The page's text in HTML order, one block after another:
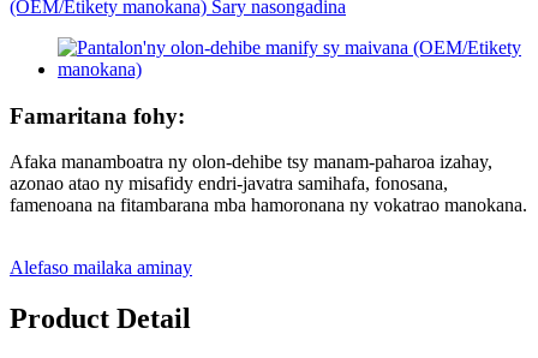
Famaritana fohy:
Afaka manamboatra ny olon-dehibe tsy manam-paharoa izahay,
azonao atao ny misafidy endri-javatra samihafa, fonosana,
famenoana na fitambarana mba hamoronana ny vokatrao manokana.
Alefaso mailaka aminay
Product Detail